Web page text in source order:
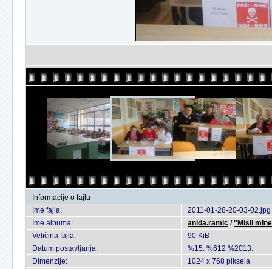
Informacije o fajlu
Ime fajla:
2011-01-28-20-03-02.jpg
Ime albuma:
anida.ramic /"Misli
Veličina fajla:
90 KiB
Datum postavljanja:
%15. %612 %2013.
Dimenzije:
1024 x 768 piksela